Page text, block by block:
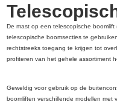
De mast op een telescopische
telescopische boomsecties te
rechtstreeks toegang te krijgen tot
profiteren van het gehele assortiment
Geweldig voor gebruik op de
boomliften verschillende modellen met